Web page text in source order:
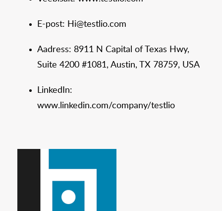
E-post: Hi@testlio.com
Aadress: 8911 N Capital of Texas Hwy,
Suite 4200 #1081, Austin, TX 78759, USA
LinkedIn:
www.linkedin.com/company/testlio